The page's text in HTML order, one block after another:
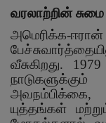
வரலாற்றின் சுமை
அமெரிக்க-
வீசுகிறது.
அவநம்பிக்கை
யுத்தங்கள்